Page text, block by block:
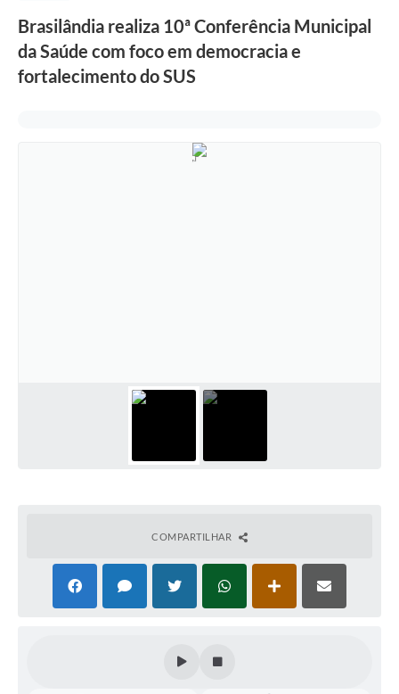
e-SIC
Tributação
Brasilândia realiza 10ª Conferência Municipal
da Saúde com foco em democracia e
fortalecimento do SUS
COMPARTILHAR